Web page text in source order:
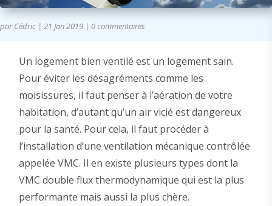
parCédric | 21 Jan 2019 | 0 commentaires
Un logement bien ventilé est un logement sain.
Pour éviter les désagréments comme les
moisissures, il faut penser à l’aération de votre
habitation, d’autant qu’un air vicié est dangereux
pour la santé. Pour cela, il faut procéder à
l’installation d’une ventilation mécanique contrôlée
appelée VMC. Il en existe plusieurs types dont la
VMC double flux thermodynamique qui est la plus
performante mais aussi la plus chère.